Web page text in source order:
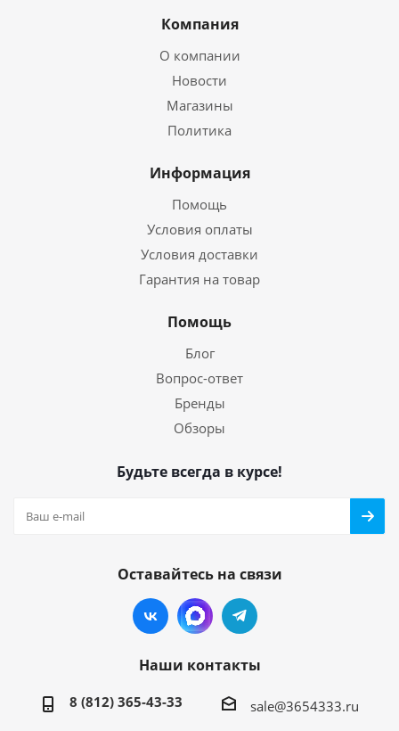
Компания
О компании
Новости
Магазины
Политика
Информация
Помощь
Условия оплаты
Условия доставки
Гарантия на товар
Помощь
Блог
Вопрос-ответ
Бренды
Обзоры
Будьте всегда в курсе!
Оставайтесь на связи
Наши контакты
8 (812) 365-43-33 sale@3654333.ru